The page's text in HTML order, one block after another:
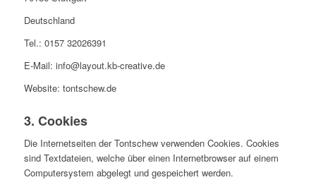
Deutschland
Tel.: 0157 32026391
E-Mail: info@layout.kb-creative.de
Website: tontschew.de
3. Cookies
Die Internetseiten der Tontschew verwenden Cookies. Cookies
sind Textdateien, welche über einen Internetbrowser auf einem
Computersystem abgelegt und gespeichert werden.